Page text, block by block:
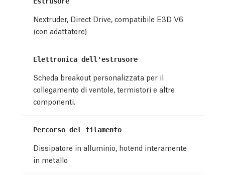
Nextruder, Direct Drive, compatibile E3D V6
(con adattatore)
Elettronica dell'estrusore
Scheda breakout personalizzata per il
collegamento di ventole, termistori e altre
componenti.
Percorso del filamento
Dissipatore in alluminio, hotend interamente
in metallo